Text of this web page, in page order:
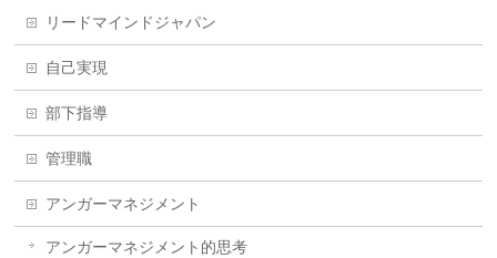
リードマインドジャパン
自己実現
部下指導
管理職
アンガーマネジメント
アンガーマネジメント的思考